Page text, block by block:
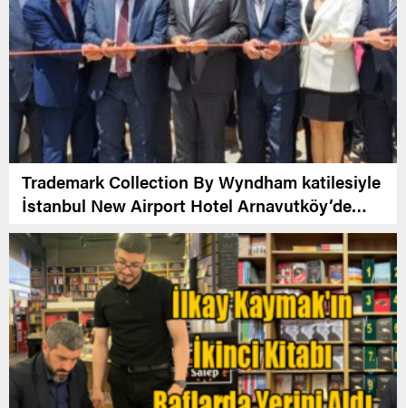
Trademark Collection By Wyndham katilesiyle
İstanbul New Airport Hotel Arnavutköy’de
Açıldı